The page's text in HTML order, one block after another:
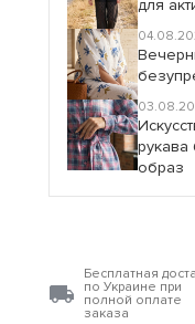
для
образ
Бесплатная
по Украине при
полной оплате
заказа